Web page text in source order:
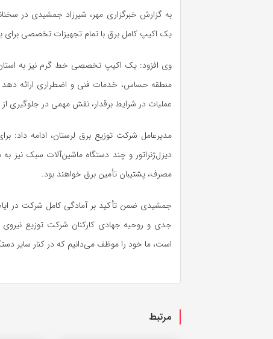
به گزارش خبرگزاری مهر، شیرزاد جمشیدی در
یک اکیپ کامل برق با تمام تجهیزات تخصصی برای
وی افزود: یک اکیپ تخصصی خط گرم نیز به استان
منطقه حساس، خدمات فنی و اضطراری ارائه دهد و
عملیات در شرایط برقدار، نقش مهمی در جلوگیری از
مدیرعامل شرکت توزیع برق لرستان، ادامه داد:
دیزل‌ژنراتور و چند دستگاه ماشین‌آلات سبک نیز
مصرف، پشتیبان تأمین برق خواهند بود.
جمشیدی ضمن تأکید بر آمادگی کامل شرکت در
جدی و روحیه جهادی کارکنان شرکت توزیع نیروی
است، ما خود را موظف می‌دانیم که در کنار سایر
مرتبط